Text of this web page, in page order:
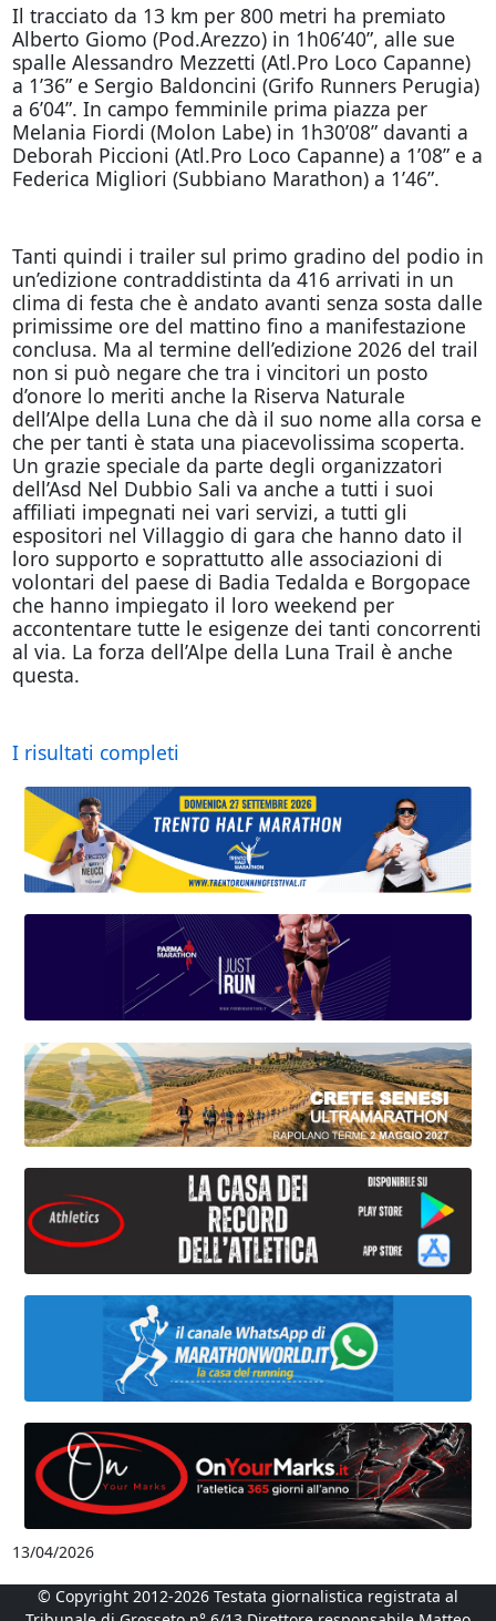
Il tracciato da 13 km per 800 metri ha premiato
Alberto Giomo (Pod.Arezzo) in 1h06’40”, alle sue
spalle Alessandro Mezzetti (Atl.Pro Loco Capanne)
a 1’36” e Sergio Baldoncini (Grifo Runners Perugia)
a 6’04”. In campo femminile prima piazza per
Melania Fiordi (Molon Labe) in 1h30’08” davanti a
Deborah Piccioni (Atl.Pro Loco Capanne) a 1’08” e a
Federica Migliori (Subbiano Marathon) a 1’46”.
Tanti quindi i trailer sul primo gradino del podio in
un’edizione contraddistinta da 416 arrivati in un
clima di festa che è andato avanti senza sosta dalle
primissime ore del mattino fino a manifestazione
conclusa. Ma al termine dell’edizione 2026 del trail
non si può negare che tra i vincitori un posto
d’onore lo meriti anche la Riserva Naturale
dell’Alpe della Luna che dà il suo nome alla corsa e
che per tanti è stata una piacevolissima scoperta.
Un grazie speciale da parte degli organizzatori
dell’Asd Nel Dubbio Sali va anche a tutti i suoi
affiliati impegnati nei vari servizi, a tutti gli
espositori nel Villaggio di gara che hanno dato il
loro supporto e soprattutto alle associazioni di
volontari del paese di Badia Tedalda e Borgopace
che hanno impiegato il loro weekend per
accontentare tutte le esigenze dei tanti concorrenti
al via. La forza dell’Alpe della Luna Trail è anche
questa.
I risultati completi
13/04/2026
© Copyright 2012-2026 Testata giornalistica registrata al